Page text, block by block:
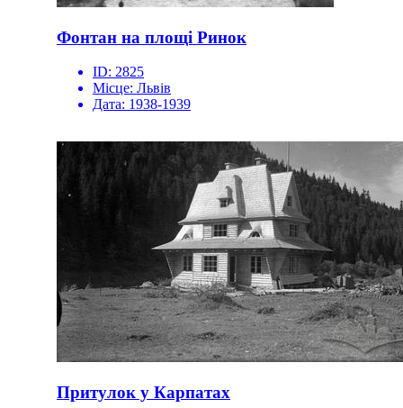
Фонтан на площі Ринок
ID: 2825
Місце: Львів
Дата: 1938-1939
Притулок у Карпатах